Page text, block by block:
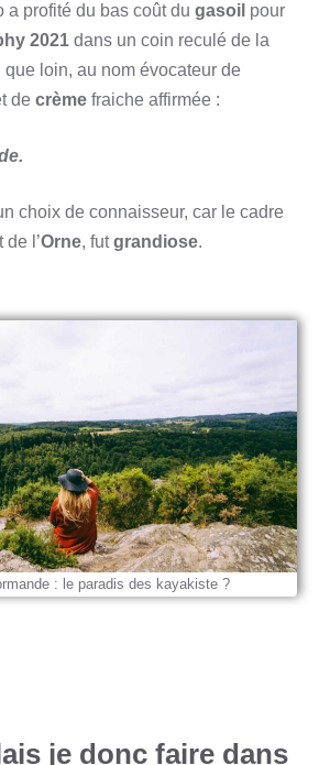
a profité du bas coût du gasoil pour
2021 dans un coin reculé de la
que loin, au nom évocateur de
de crème fraiche affirmée :
choix de connaisseur, car le cadre
l’Orne, futgrandiose.
: le paradis des kayakiste ?
je donc faire dans